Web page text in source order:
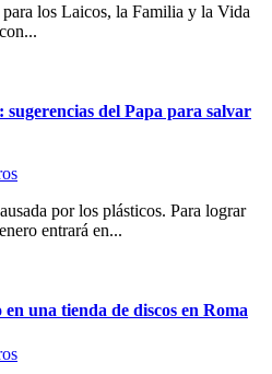
los Laicos, la Familia y la Vida
sugerencias del Papa para salvar
por los plásticos. Para lograr
entrará en...
una tienda de discos en Roma